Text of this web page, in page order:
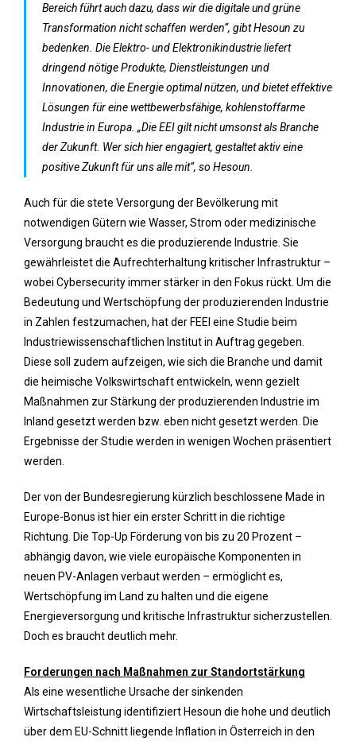
Bereich führt auch dazu, dass wir die digitale und grüne
Transformation nicht schaffen werden“, gibt Hesoun zu
bedenken. Die Elektro- und Elektronikindustrie liefert
dringend nötige Produkte, Dienstleistungen und
Innovationen, die Energie optimal nützen, und bietet effektive
Lösungen für eine wettbewerbsfähige, kohlenstoffarme
Industrie in Europa. „Die EEI gilt nicht umsonst als Branche
der Zukunft. Wer sich hier engagiert, gestaltet aktiv eine
positive Zukunft für uns alle mit“, so Hesoun.
Auch für die stete Versorgung der Bevölkerung mit
notwendigen Gütern wie Wasser, Strom oder medizinische
Versorgung braucht es die produzierende Industrie. Sie
gewährleistet die Aufrechterhaltung kritischer Infrastruktur –
wobei Cybersecurity immer stärker in den Fokus rückt. Um die
Bedeutung und Wertschöpfung der produzierenden Industrie
in Zahlen festzumachen, hat der FEEI eine Studie beim
Industriewissenschaftlichen Institut in Auftrag gegeben.
Diese soll zudem aufzeigen, wie sich die Branche und damit
die heimische Volkswirtschaft entwickeln, wenn gezielt
Maßnahmen zur Stärkung der produzierenden Industrie im
Inland gesetzt werden bzw. eben nicht gesetzt werden. Die
Ergebnisse der Studie werden in wenigen Wochen präsentiert
werden.
Der von der Bundesregierung kürzlich beschlossene Made in
Europe-Bonus ist hier ein erster Schritt in die richtige
Richtung. Die Top-Up Förderung von bis zu 20 Prozent –
abhängig davon, wie viele europäische Komponenten in
neuen PV-Anlagen verbaut werden – ermöglicht es,
Wertschöpfung im Land zu halten und die eigene
Energieversorgung und kritische Infrastruktur sicherzustellen.
Doch es braucht deutlich mehr.
Forderungen nach Maßnahmen zur Standortstärkung
Als eine wesentliche Ursache der sinkenden
Wirtschaftsleistung identifiziert Hesoun die hohe und deutlich
über dem EU-Schnitt liegende Inflation in Österreich in den